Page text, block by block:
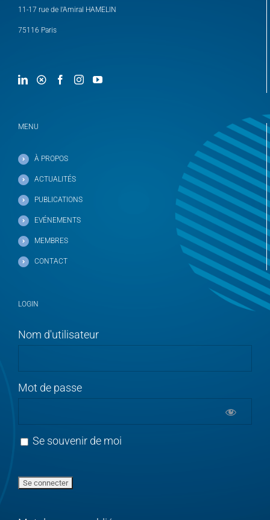
11-17 rue de l’Amiral HAMELIN
75116 Paris
MENU
À PROPOS
ACTUALITÉS
PUBLICATIONS
EVÉNEMENTS
MEMBRES
CONTACT
LOGIN
Nom d'utilisateur
Mot de passe
Se souvenir de moi